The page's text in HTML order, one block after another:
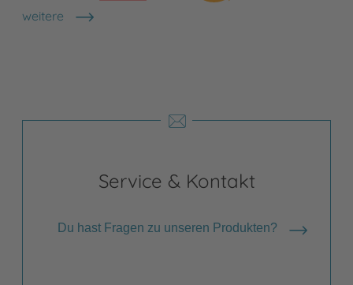
weitere
Shops anzeigen
Service & Kontakt
Du hast Fragen zu unseren Produkten?